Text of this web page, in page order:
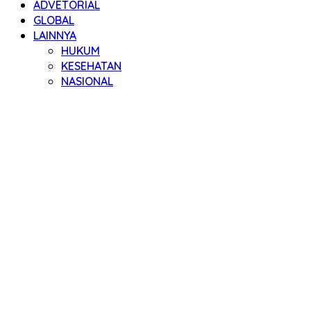
ADVETORIAL
GLOBAL
LAINNYA
HUKUM
KESEHATAN
NASIONAL